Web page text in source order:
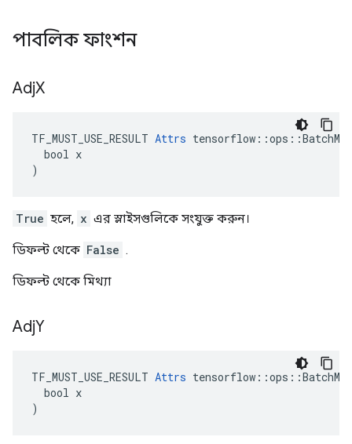
পাবলিক ফাংশন
AdjX
TF_MUST_USE_RESULT Attrs
  bool x
)
True হলে, x এর স্লাইসগুলিকে সংযুক্ত করুন।
ডিফল্ট থেকে False .
ডিফল্ট থেকে মিথ্যা
AdjY
TF_MUST_USE_RESULT Attrs
  bool x
)